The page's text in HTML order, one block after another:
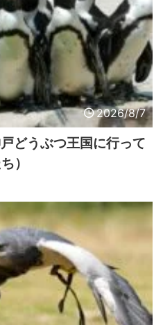
2026/8/7
どうぶつ王国に行って
）